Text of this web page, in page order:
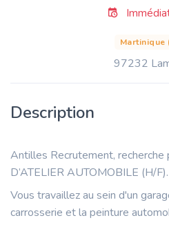
Martinique
97232
Description
Antilles Recrutement, recherche
D’ATELIER AUTOMOBILE (H/F).
Vous travaillez au sein d'un
carrosserie et la peinture